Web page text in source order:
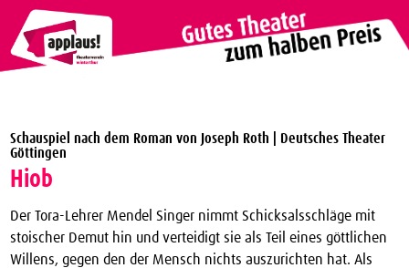
Theater Vergünstigungen
Die nächsten Vorstellungen zum halben Preis
applaus!-Karte bestellen
JTC-Jugend-Theater-Club
Schauspiel nach dem Roman von Joseph Roth | Deutsches Theater
Göttingen
Hiob
Der Tora-Lehrer Mendel Singer nimmt Schicksalsschläge mit
stoischer Demut hin und verteidigt sie als Teil eines göttlichen
Willens, gegen den der Mensch nichts auszurichten hat. Als